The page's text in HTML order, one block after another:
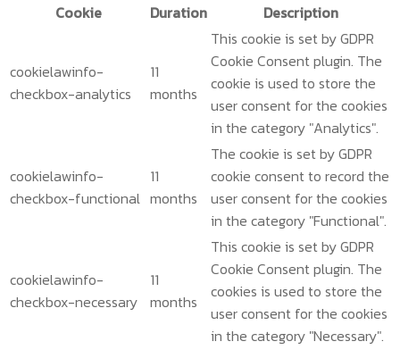
Cookie
Duration Description
cookielawinfo-
checkbox-analytics
11
months
This cookie is set by GDPR
Cookie Consent plugin. The
cookie is used to store the
user consent for the cookies
in the category "Analytics".
cookielawinfo-
checkbox-functional
11
months
The cookie is set by GDPR
cookie consent to record the
user consent for the cookies
in the category "Functional".
cookielawinfo-
checkbox-necessary
11
months
This cookie is set by GDPR
Cookie Consent plugin. The
cookies is used to store the
user consent for the cookies
in the category "Necessary".